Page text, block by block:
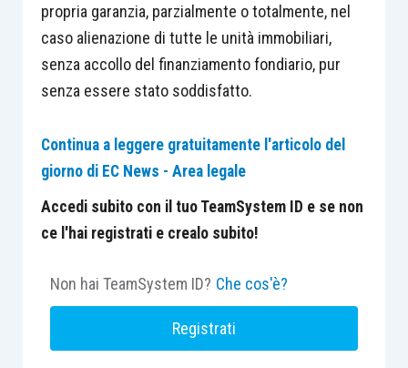
propria garanzia, parzialmente o totalmente, nel
caso alienazione di tutte le unità immobiliari,
senza accollo del finanziamento fondiario, pur
senza essere stato soddisfatto.
Continua a leggere gratuitamente l'articolo del
giorno di EC News - Area legale
Accedi subito con il tuo TeamSystem ID e se non
ce l'hai registrati e crealo subito!
Non hai TeamSystem ID? Che cos'è?
Registrati